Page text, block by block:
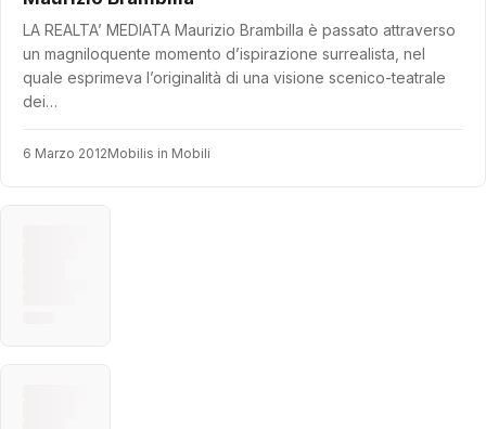
LA REALTA’ MEDIATA Maurizio Brambilla è passato attraverso
un magniloquente momento d’ispirazione surrealista, nel
quale esprimeva l’originalità di una visione scenico-teatrale
dei…
6 Marzo 2012Mobilis in Mobili